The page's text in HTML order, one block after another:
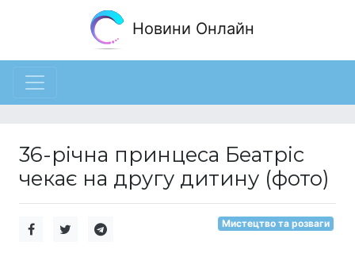
Новини Онлайн
36-річна принцеса Беатріс
чекає на другу дитину (фото)
Мистецтво та розваги